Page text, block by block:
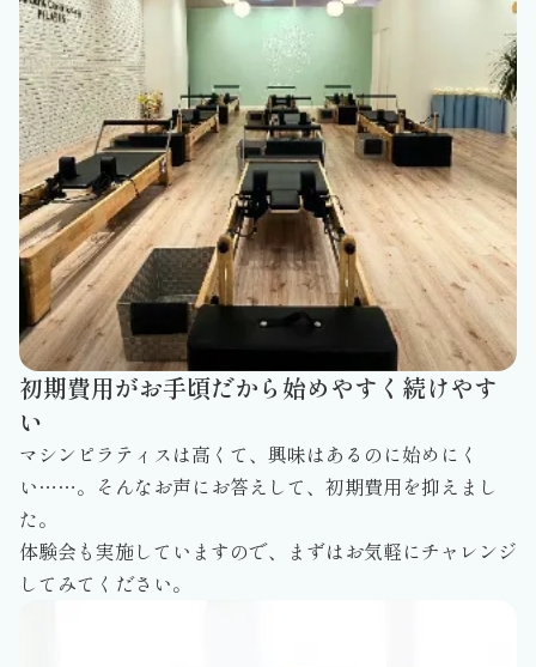
初期費用がお手頃だから始めやすく続けやす
い
マシンピラティスは高くて、興味はあるのに始めにく
い……。そんなお声にお答えして、初期費用を抑えまし
た。
体験会も実施していますので、まずはお気軽にチャレンジ
してみてください。